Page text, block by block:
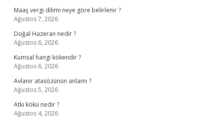
Maaş vergi dilimi neye göre belirlenir ?
Ağustos 7, 2026
Doğal Hazeran nedir ?
Ağustos 6, 2026
Kumsal hangi kökendir ?
Ağustos 6, 2026
Avlanır atasözünün anlamı ?
Ağustos 5, 2026
Atkı kökü nedir ?
Ağustos 4, 2026